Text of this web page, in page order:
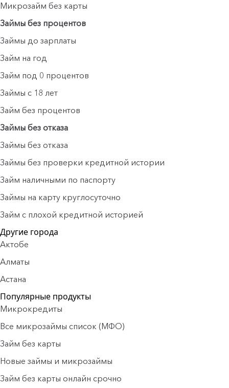
Микрозайм без карты
Займы без процентов
Займы до зарплаты
Займ на год
Займ под 0 процентов
Займы с 18 лет
Займ без процентов
Займы без отказа
Займы без отказа
Займы без проверки кредитной истории
Займ наличными по паспорту
Займы на карту круглосуточно
Займ с плохой кредитной историей
Другие города
Актобе
Алматы
Астана
Популярные продукты
Микрокредиты
Все микрозаймы список (МФО)
Займ без карты
Новые займы и микрозаймы
Займ без карты онлайн срочно